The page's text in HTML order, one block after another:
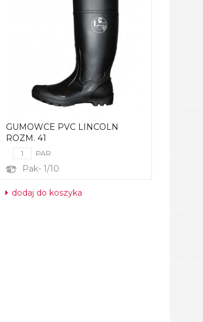
GUMOWCE PVC LINCOLN
ROZM. 41
PAR
Pak- 1/10
dodaj do koszyka